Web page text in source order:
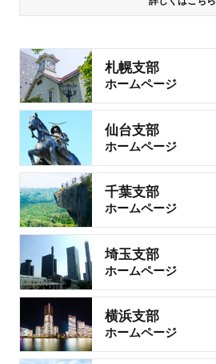
札幌支部
ホームページ
仙台支部
ホームページ
千葉支部
ホームページ
埼玉支部
ホームページ
横浜支部
ホームページ